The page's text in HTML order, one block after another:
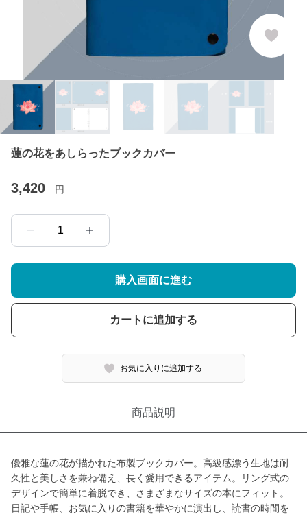
蓮の花をあしらったブックカバー
3,420 円
1
購入画面に進む
カートに追加する
お気に入りに追加する
商品説明
優雅な蓮の花が描かれた布製ブックカバー。高級感漂う生地は耐
久性と美しさを兼ね備え、長く愛用できるアイテム。リング式の
デザインで簡単に着脱でき、さまざまなサイズの本にフィット。
日記や手帳、お気に入りの書籍を華やかに演出し、読書の時間を